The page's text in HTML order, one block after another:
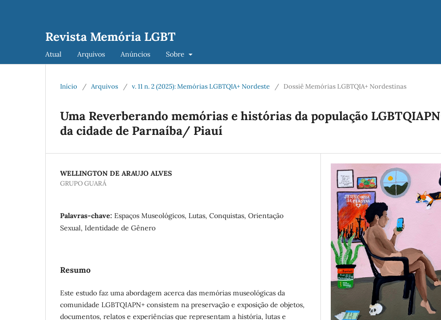
Revista Memória LGBT
Atual Arquivos Anúncios Sobre
Início / Arquivos / v. 11 n. 2 (2025): Memórias LGBTQIA+ Nordeste / Dossiê Memórias LGBTQIA+ Nordestinas
Uma Reverberando memórias e histórias da população
da cidade de Parnaíba/ Piauí
WELLINGTON DE ARAUJO ALVES
GRUPO GUARÁ
Palavras-chave: Espaços Museológicos, Lutas, Conquistas, Orientação
Sexual, Identidade de Gênero
Resumo
Este estudo faz uma abordagem acerca das memórias museológicas da
comunidade LGBTQIAPN+ consistem na preservação e exposição de objetos,
documentos, relatos e experiências que representam a história, lutas e